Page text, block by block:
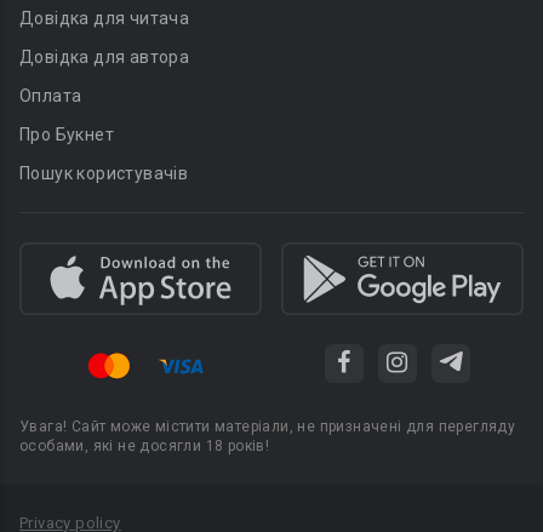
Довідка для читача
Довідка для автора
Оплата
Про Букнет
Пошук користувачів
Увага! Сайт може містити матеріали, не призначені для перегляду
особами, які не досягли 18 років!
Privacy policy